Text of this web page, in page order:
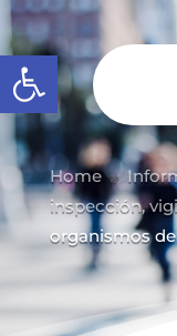
Abrir barra de
Home 9
inspección,
organismos